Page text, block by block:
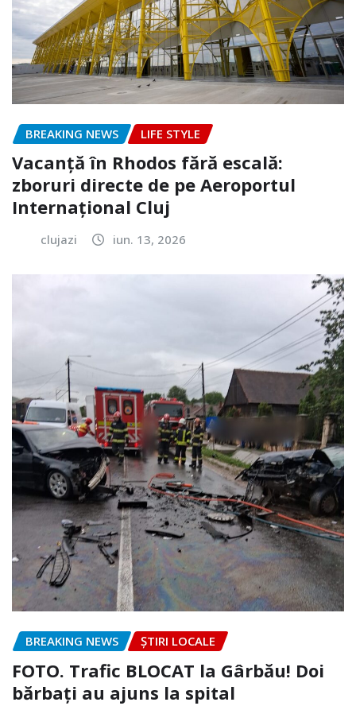
BREAKING NEWS LIFE STYLE
Vacanță în Rhodos fără escală:
zboruri directe de pe Aeroportul
Internațional Cluj
clujazi iun. 13, 2026
BREAKING NEWS ȘTIRI LOCALE
FOTO. Trafic BLOCAT la Gârbău! Doi
bărbați au ajuns la spital